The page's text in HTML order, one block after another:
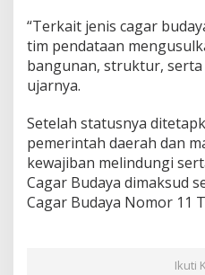
“Terkait jenis cagar
tim pendataan
bangunan, struktur, serta
ujarnya.
Setelah statusnya
pemerintah daerah dan
kewajiban melindungi
Cagar Budaya dimaksud
Cagar Budaya Nomor 11
Ikuti